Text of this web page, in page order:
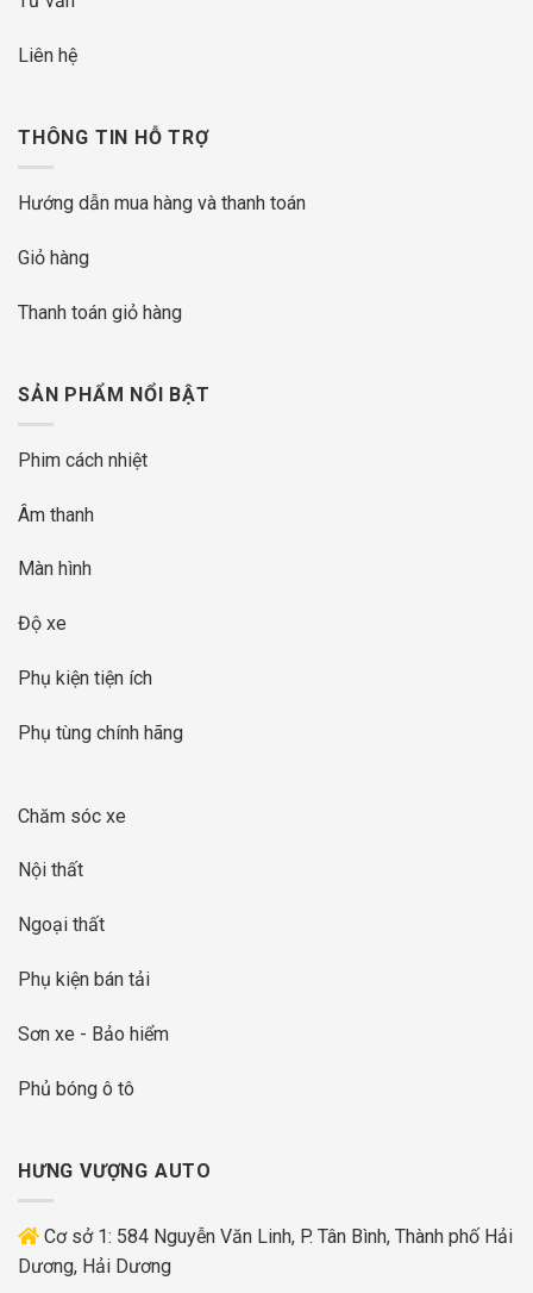
Liên hệ
THÔNG TIN HỖ TRỢ
Hướng dẫn mua hàng và thanh toán
Giỏ hàng
Thanh toán giỏ hàng
SẢN PHẨM NỔI BẬT
Phim cách nhiệt
Âm thanh
Màn hình
Độ xe
Phụ kiện tiện ích
Phụ tùng chính hãng
Chăm sóc xe
Nội thất
Ngoại thất
Phụ kiện bán tải
Sơn xe - Bảo hiểm
Phủ bóng ô tô
HƯNG VƯỢNG AUTO
Cơ sở 1: 584 Nguyễn Văn Linh, P. Tân Bình, Thành phố Hải
Dương, Hải Dương